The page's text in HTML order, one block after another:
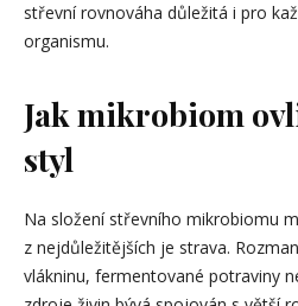
střevní rovnováha důležitá i pro
organismu.
Jak mikrobiom
styl
Na složení střevního mikrobiomu
z nejdůležitějších je strava.
vlákninu, fermentované potraviny